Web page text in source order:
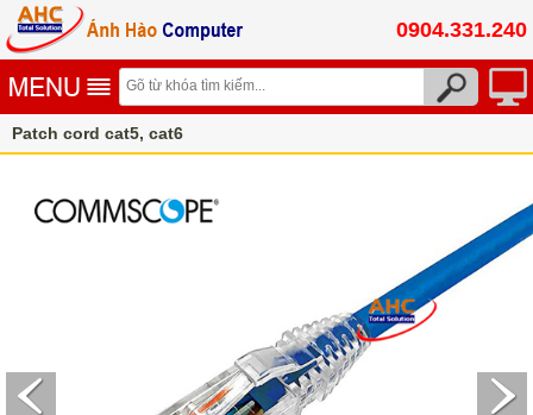
0904.331.240
Patch cord cat5, cat6